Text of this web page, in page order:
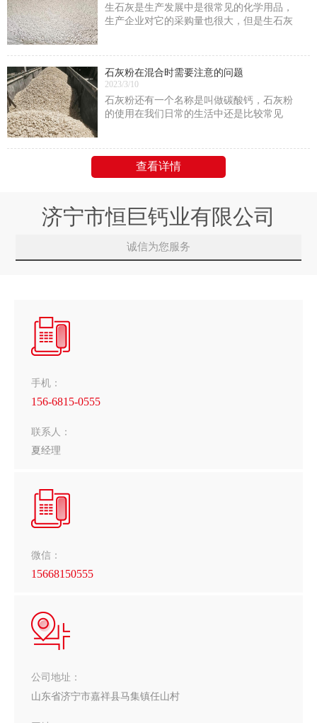
生石灰是生产发展中是很常见的化学用品，
生产企业对它的采购量也很大，但是生石灰
石灰粉在混合时需要注意的问题
2023/3/10
石灰粉还有一个名称是叫做碳酸钙，石灰粉
的使用在我们日常的生活中还是比较常见
查看详情
济宁市恒巨钙业有限公司
诚信为您服务
手机：
156-6815-0555
联系人：
夏经理
微信：
15668150555
公司地址：
山东省济宁市嘉祥县马集镇任山村